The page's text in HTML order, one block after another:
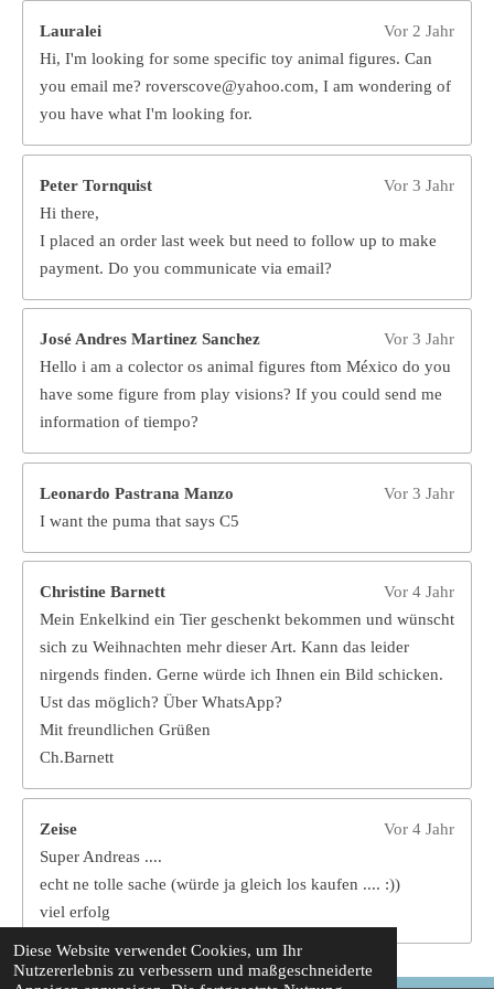
Diese Website verwendet Cookies, um Ihr
Nutzererlebnis zu verbessern und maßgeschneiderte
Lauralei
Vor 2 Jahr
Hi, I'm looking for some specific toy animal figures. Can
you email me? roverscove@yahoo.com, I am wondering of
you have what I'm looking for.
Peter Tornquist
Vor 3 Jahr
Hi there,
I placed an order last week but need to follow up to make
payment. Do you communicate via email?
José Andres Martinez Sanchez
Vor 3 Jahr
Hello i am a colector os animal figures ftom México do you
have some figure from play visions? If you could send me
information of tiempo?
Leonardo Pastrana Manzo
Vor 3 Jahr
I want the puma that says C5
Christine Barnett
Vor 4 Jahr
Mein Enkelkind ein Tier geschenkt bekommen und wünscht
sich zu Weihnachten mehr dieser Art. Kann das leider
nirgends finden. Gerne würde ich Ihnen ein Bild schicken.
Ust das möglich? Über WhatsApp?
Mit freundlichen Grüßen
Ch.Barnett
Zeise
Vor 4 Jahr
Super Andreas ....
echt ne tolle sache (würde ja gleich los kaufen .... :))
viel erfolg